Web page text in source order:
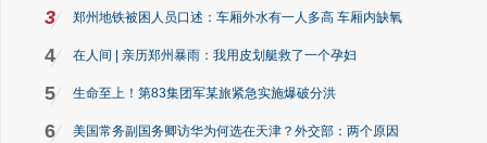
3 郑州地铁被困人员口述：车厢外水有一人多高 车厢内缺氧
4 在人间 | 亲历郑州暴雨：我用皮划艇救了一个孕妇
5 生命至上！第83集团军某旅紧急实施爆破分洪
6 美国常务副国务卿访华为何选在天津？外交部：两个原因